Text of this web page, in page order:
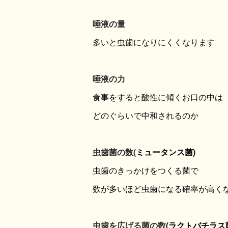
唾液の量
多いと虫歯になりにくくなります
唾液の力
食事をすると酸性に傾くお口の中は
どのぐらいで中和されるのか
虫歯菌の数(ミュータンス菌)
虫歯のきっかけをつくる菌で
数が多いほど虫歯になる確率が高く
虫歯を広げる菌の数(ラクトバチラス